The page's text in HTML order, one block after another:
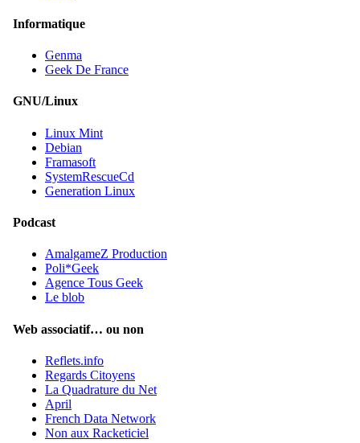
Informatique
Genma
Geek De France
GNU/Linux
Linux Mint
Debian
Framasoft
SystemRescueCd
Generation Linux
Podcast
AmalgameZ Production
Poli*Geek
Agence Tous Geek
Le blob
Web associatif… ou non
Reflets.info
Regards Citoyens
La Quadrature du Net
April
French Data Network
Non aux Racketiciel